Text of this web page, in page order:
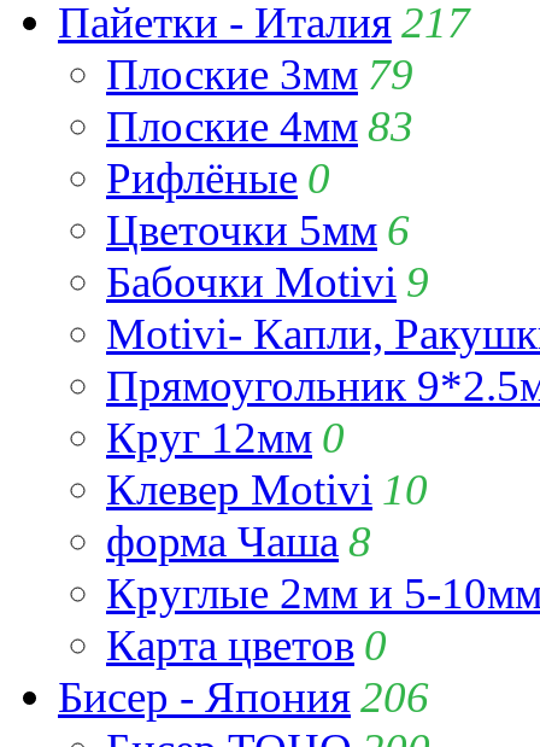
Пайетки - Италия217
Плоские 3мм 79
Плоские 4мм83
Рифлёные 0
Цветочки 5мм 6
Бабочки Motivi 9
Motivi- Капли,
Прямоугольник
Круг 12мм 0
Клевер Motivi 10
форма Чаша 8
Круглые 2мм и 5-
Карта цветов 0
Бисер - Япония206